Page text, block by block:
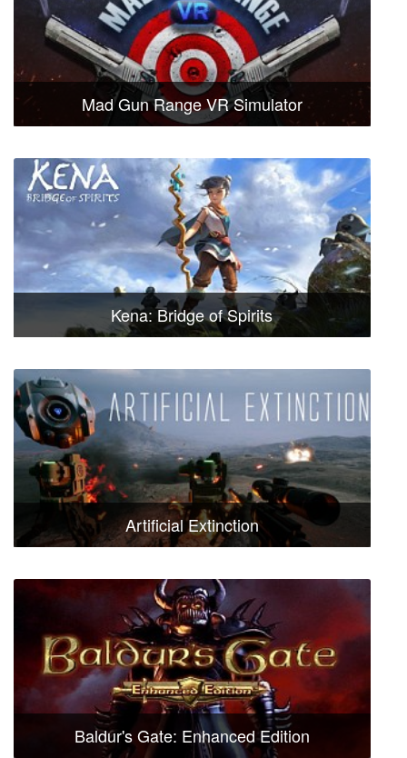
Mad Gun Range VR Simulator
Kena: Bridge of Spirits
Artificial Extinction
Baldur's Gate: Enhanced Edition